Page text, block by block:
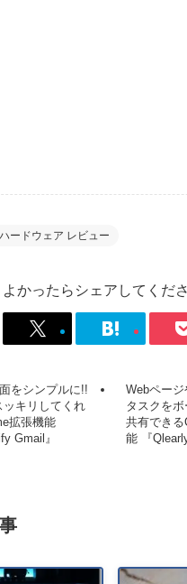
ハードウェア レビュー
よかったらシェアしてくだ
をシンプルに!!
ッキリしてくれ
拡張機能
Gmail』
Webペー
タスクをボ
共有でき
能 『Qlearly